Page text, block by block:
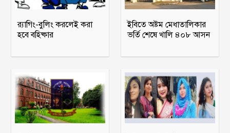
র‍্যাগিং-বুলিং করলেই করা
হবে বহিষ্কার
ইবিতে অষ্টম মেধাতালিকার
ভর্তি শেষে খালি ৪০৮ আসন